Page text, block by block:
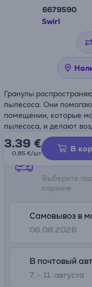
6679590
Swirl
Гранулы
пылесоса. Они
помещении, которые
пылесоса, и делают
3.39 €
0,85 €/шт В
Способы
Выберите
корзине
Самовывоз в
06.08.2026
В почтовый
7. - 11. августа